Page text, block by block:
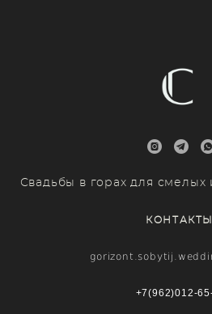
Свадьбы в горах для смелых
+7(962)012-